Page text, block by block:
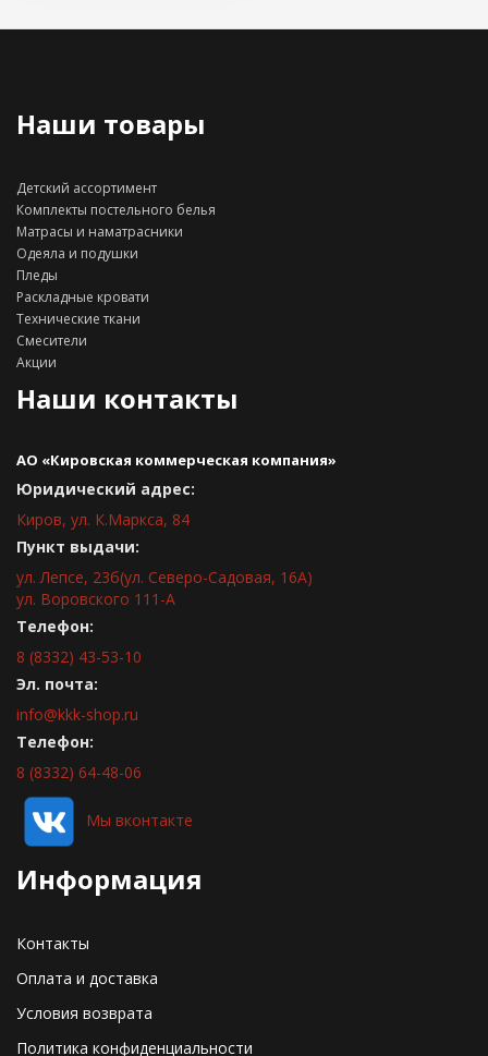
Наши товары
Детский ассортимент
Комплекты постельного белья
Матрасы и наматрасники
Одеяла и подушки
Пледы
Раскладные кровати
Технические ткани
Смесители
Акции
Наши контакты
АО «Кировская коммерческая компания»
Юридический адрес:
Киров, ул. К.Маркса, 84
Пункт выдачи:
ул. Лепсе, 23б(ул. Северо-Садовая, 16А)
ул. Воровского 111-А
Телефон:
8 (8332) 43-53-10
Эл. почта:
info@kkk-shop.ru
Телефон:
8 (8332) 64-48-06
Мы вконтакте
Информация
Контакты
Оплата и доставка
Условия возврата
Политика конфиденциальности